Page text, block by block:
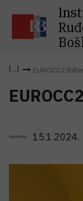
EUROCC2
15.1.2024.